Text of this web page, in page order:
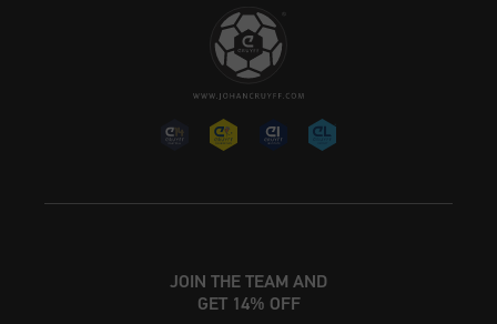
JOIN THE TEAM AND
GET 14% OFF